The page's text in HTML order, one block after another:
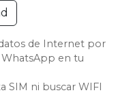
de Internet por
en tu
SIM ni buscar WIFI